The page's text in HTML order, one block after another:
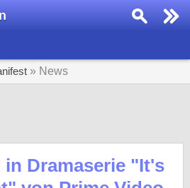
» News
in Dramaserie "It's
SERIEN
Veranstaltungen